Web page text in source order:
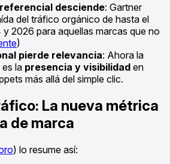
desciende: Gartner
del tráfico orgánico de hasta el
2026 para aquellas marcas que no
)
pierde relevancia: Ahora la
la presencia y visibilidad en
más allá del simple clic.
La nueva métrica
de marca
) lo resume así: